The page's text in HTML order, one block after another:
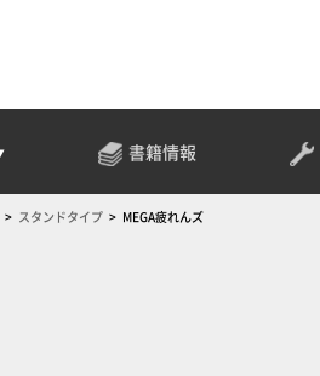
書籍情報
スタンドタイプ MEGA疲れんズ